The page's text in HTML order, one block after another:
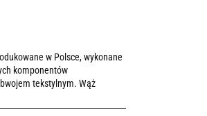
w Polsce, wykonane
komponentów
tekstylnym. Wąż